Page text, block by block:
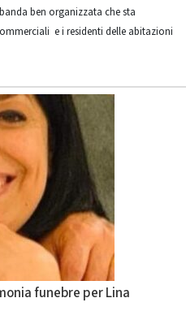
ben organizzata che sta
e i residenti delle abitazioni
funebre per Lina